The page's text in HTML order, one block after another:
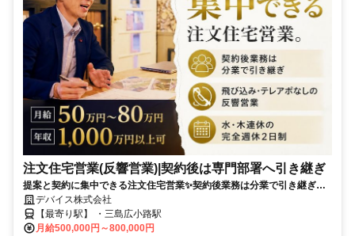
注文住宅営業(反響営業)|契約後は専門部署へ引き継ぎ
提案と契約に集中できる注文住宅営業✨契約後業務は分業で引き継ぎ✨
✅飛び込み・テレアポなしの反響営業✅水・木連休の完全週休2日制
デバイス株式会社
【最寄り駅】 ・三島広小路駅
月給500,000円～800,000円